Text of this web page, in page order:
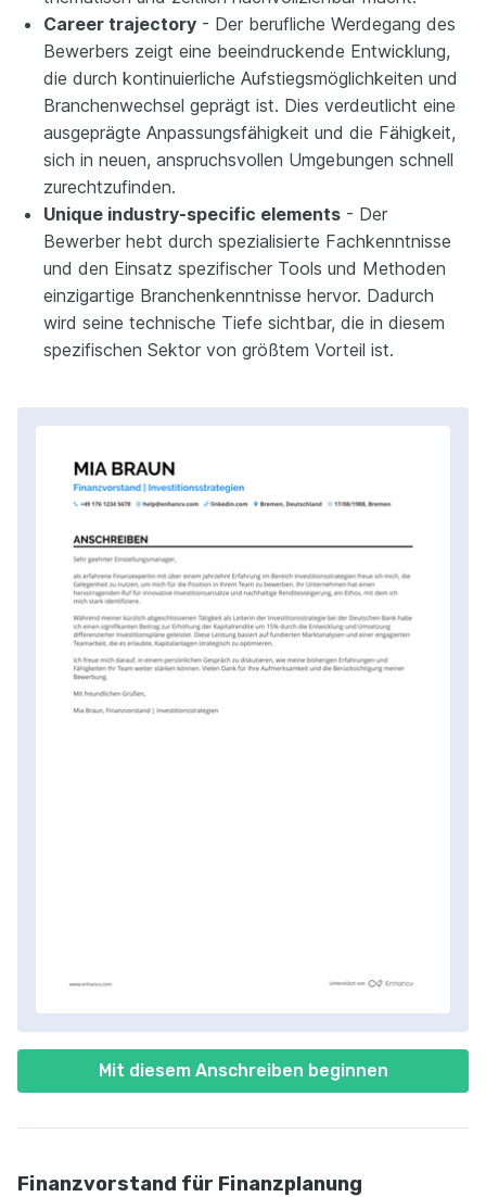
Mit diesem Anschreiben beginnen
Career trajectory - Der berufliche Werdegang des
Bewerbers zeigt eine beeindruckende Entwicklung,
die durch kontinuierliche Aufstiegsmöglichkeiten und
Branchenwechsel geprägt ist. Dies verdeutlicht eine
ausgeprägte Anpassungsfähigkeit und die Fähigkeit,
sich in neuen, anspruchsvollen Umgebungen schnell
zurechtzufinden.
Unique industry-specific elements - Der
Bewerber hebt durch spezialisierte Fachkenntnisse
und den Einsatz spezifischer Tools und Methoden
einzigartige Branchenkenntnisse hervor. Dadurch
wird seine technische Tiefe sichtbar, die in diesem
spezifischen Sektor von größtem Vorteil ist.
Finanzvorstand für Finanzplanung